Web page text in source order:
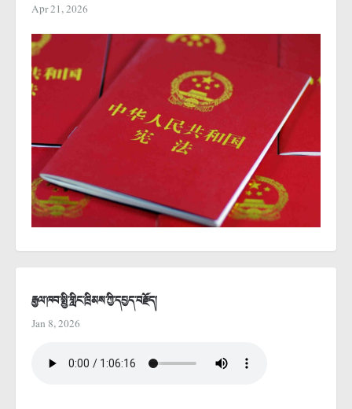
Apr 21, 2026
རྒྱལ་ཁབ་སྤྱི་གླིང་ཁྲིམས་ཀྱི་དཔྱད་བརྗོད།
Jan 8, 2026